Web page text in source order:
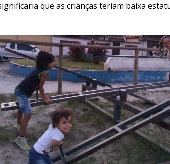
que as crianças teriam baixa